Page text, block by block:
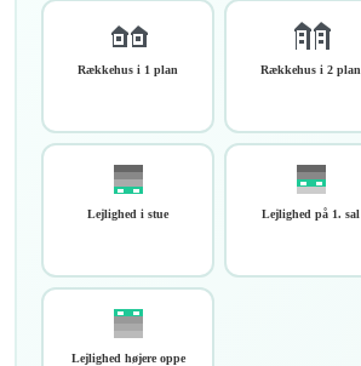
Rækkehus i 1 plan Rækkehus i 2 plan
Lejlighed i stue Lejlighed på 1. sal
Lejlighed højere oppe